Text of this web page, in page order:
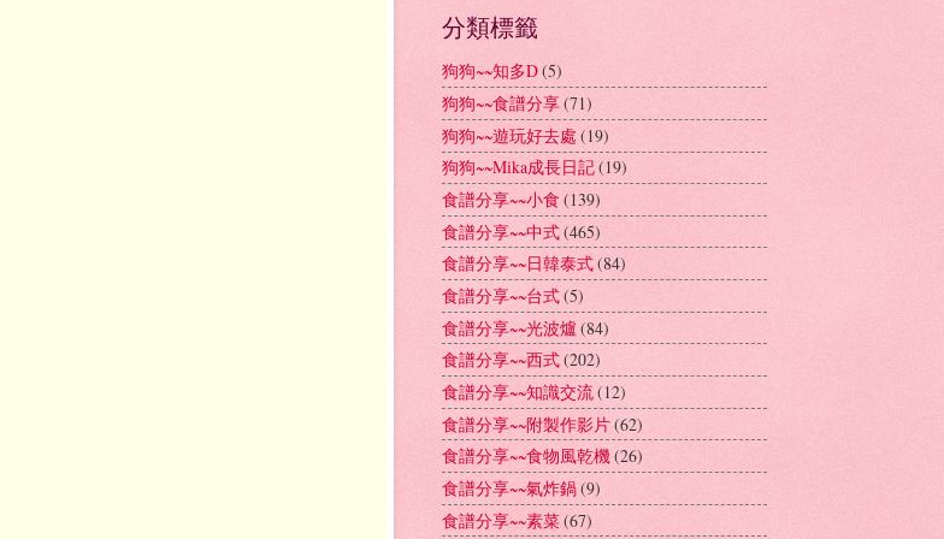
分類標籤
狗狗~~知多D(5)
狗狗~~食譜分享(71)
狗狗~~遊玩好去處 (19)
狗狗~~Mika成長日記(19)
食譜分享~~小食 (139)
食譜分享~~中式(465)
食譜分享~~日韓泰式(84)
食譜分享~~台式(5)
食譜分享~~光波爐 (84)
食譜分享~~西式(202)
食譜分享~~知識交流(12)
食譜分享~~附製作影片(62)
食譜分享~~食物風乾機(26)
食譜分享~~氣炸鍋(9)
食譜分享~~素菜(67)